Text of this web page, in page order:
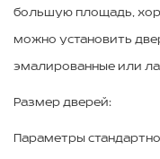
большую площадь,
можно установить
эмалированные или
Размер дверей:
Параметры